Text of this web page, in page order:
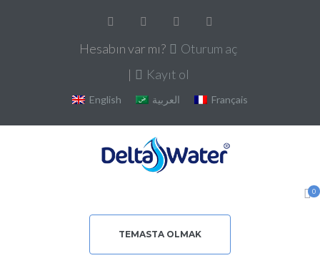
Hesabın var mı?
Oturum aç
|
Kayıt ol
English العربية Français
0
TEMASTA OLMAK